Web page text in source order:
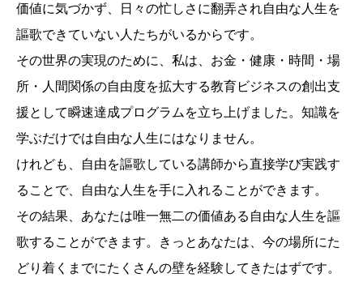
価値に気づかず、日々の忙しさに翻弄され自由な人生を
謳歌できていない人たちがいるからです。
その世界の実現のために、私は、お金・健康・時間・場
所・人間関係の自由度を拡大する教育ビジネスの創出支
援として瞬速達成プログラムを立ち上げました。知識を
学ぶだけでは自由な人生にはなりません。
けれども、自由を謳歌している講師から直接学び実践す
ることで、自由な人生を手に入れることができます。
その結果、あなたは唯一無二の価値ある自由な人生を謳
歌することができます。きっとあなたは、今の場所にた
どり着くまでにたくさんの壁を経験してきたはずです。